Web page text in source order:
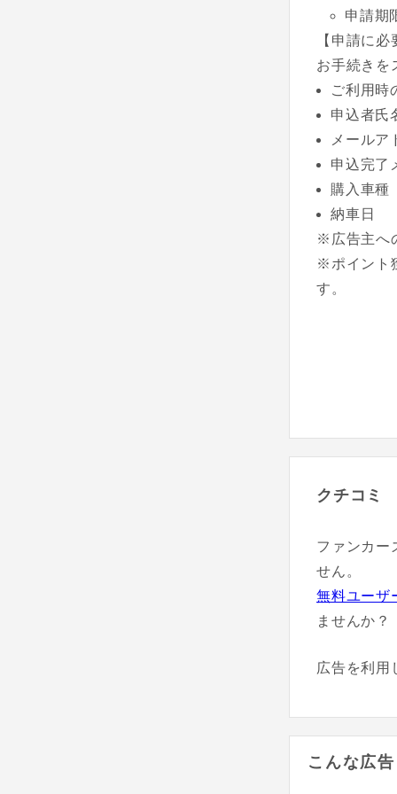
申請期
【申請に
お手続きを
ご利用時
申込者氏
メールア
申込完了
購入車種
納車日
※広告主へ
※ポイント
す。
クチコミ
ファンカー
せん。
無料ユーザ
ませんか？
広告を利用
こんな広